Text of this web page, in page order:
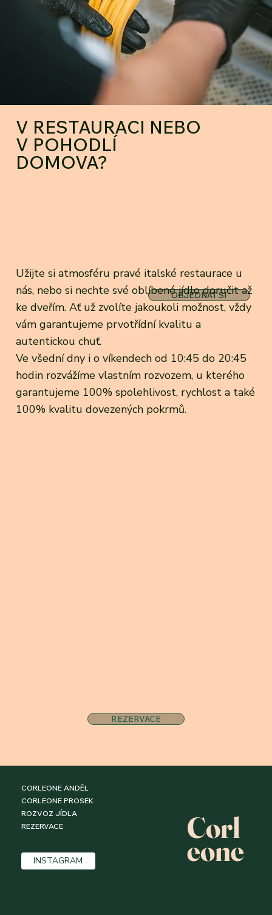
REZERVACE
V RESTAURACI NEBO
V POHODLÍ
DOMOVA?
Užijte si atmosféru pravé italské restaurace u
nás, nebo si nechte své oblíbené jídlo doručit až
ke dveřím. Ať už zvolíte jakoukoli možnost, vždy
vám garantujeme prvotřídní kvalitu a
autentickou chuť.
Ve všední dny i o víkendech od 10:45 do 20:45
hodin rozvážíme vlastním rozvozem, u kterého
garantujeme 100% spolehlivost, rychlost a také
100% kvalitu dovezených pokrmů.
OBJEDNAT SI
Corl
eone
CORLEONE ANDĚL
CORLEONE PROSEK
ROZVOZ JÍDLA
REZERVACE
INSTAGRAM